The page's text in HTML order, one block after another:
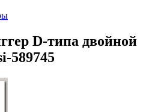
D-типа двойной
589745